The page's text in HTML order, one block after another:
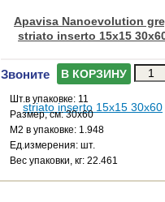
Apavisa Nanoevolution
striato inserto 15x15
Звоните В КОРЗИНУ
Шт.в упаковке: 11
Размер, см: 30x60
М2 в упаковке: 1.948
Ед.измерения: шт.
Веc упаковки, кг: 22.461